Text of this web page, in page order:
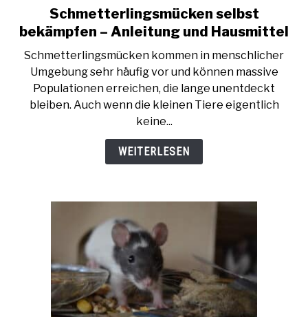
KAKERLAKEN
LEBENSMITTELMOTTEN
MÜCKEN
link
to
selbst
bekämpfen
–
Anleitung
und
Hausmittel
Schmetterlingsmücken selbst
bekämpfen – Anleitung und Hausmittel
Schmetterlingsmücken kommen in menschlicher
Umgebung sehr häufig vor und können massive
Populationen erreichen, die lange unentdeckt
bleiben. Auch wenn die kleinen Tiere eigentlich
keine...
WEITERLESEN